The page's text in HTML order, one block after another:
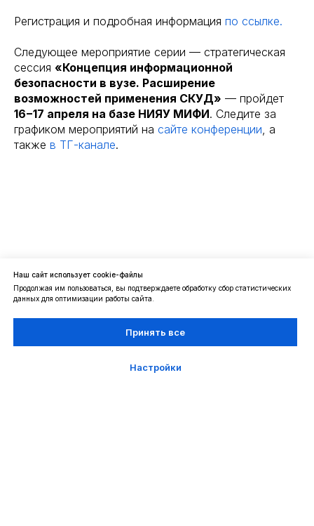
Регистрация и подробная информация по ссылке.
Следующее мероприятие серии — стратегическая
сессия «Концепция информационной
безопасности в вузе. Расширение
возможностей применения СКУД» — пройдет
16−17 апреля на базе НИЯУ МИФИ. Следите за
графиком мероприятий на сайте конференции , а
также в ТГ-канале.
Наш сайт использует cookie-файлы
Продолжая им пользоваться, вы подтверждаете обработку сбор статистических
данных для оптимизации работы сайта.
Принять все
Настройки